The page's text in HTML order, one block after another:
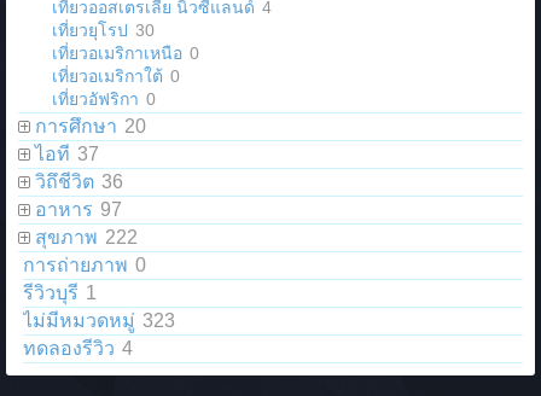
เที่ยวออสเตรเลีย นิวซีแลนด์ 4
เที่ยวยุโรป 30
เที่ยวอเมริกาเหนือ 0
เที่ยวอเมริกาใต้ 0
เที่ยวอัฟริกา 0
การศึกษา 20
ไอที 37
วิถึชีวิต 36
อาหาร 97
สุขภาพ 222
การถ่ายภาพ 0
รีวิวบุรี 1
ไม่มีหมวดหมู่ 323
ทดลองรีวิว 4